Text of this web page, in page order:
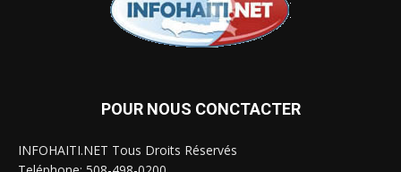
POUR NOUS CONCTACTER
INFOHAITI.NET Tous Droits Réservés